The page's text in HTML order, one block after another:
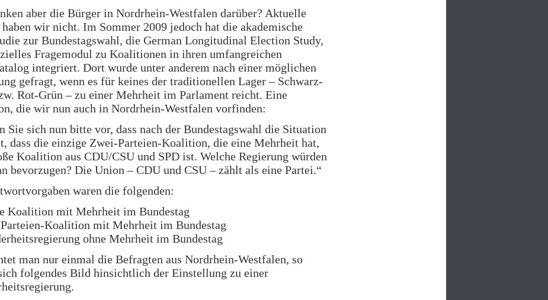
aber die Bürger in Nordrhein-Westfalen darüber? Aktuelle
haben wir nicht. Im Sommer 2009 jedoch hat die akademische
zur Bundestagswahl, die German Longitudinal Election Study,
Fragemodul zu Koalitionen in ihren umfangreichen
integriert. Dort wurde unter anderem nach einer möglichen
gefragt, wenn es für keines der traditionellen Lager – Schwarz-
Rot-Grün – zu einer Mehrheit im Parlament reicht. Eine
die wir nun auch in Nordrhein-Westfalen vorfinden:
Sie sich nun bitte vor, dass nach der Bundestagswahl die Situation
dass die einzige Zwei-Parteien-Koalition, die eine Mehrheit hat,
Koalition aus CDU/CSU und SPD ist. Welche Regierung würden
bevorzugen? Die Union – CDU und CSU – zählt als eine Partei.“
waren die folgenden:
Koalition mit Mehrheit im Bundestag
Koalition mit Mehrheit im Bundestag
ohne Mehrheit im Bundestag
man nur einmal die Befragten aus Nordrhein-Westfalen, so
folgendes Bild hinsichtlich der Einstellung zu einer